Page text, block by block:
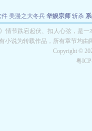
件 美漫之大冬兵 华娱宗师 斩杀
巨星 绝对交易 全职武神 位面复
》情节跌宕起伏、扣人心弦，是
小说为转载作品，所有章节均
Copyright ©
粤